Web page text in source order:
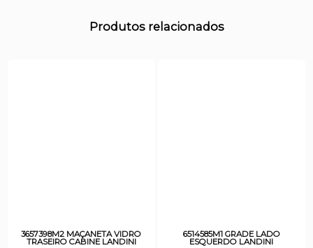
Produtos relacionados
3657398M2 MAÇANETA VIDRO
TRASEIRO CABINE LANDINI
6514585M1 GRADE LADO
ESQUERDO LANDINI